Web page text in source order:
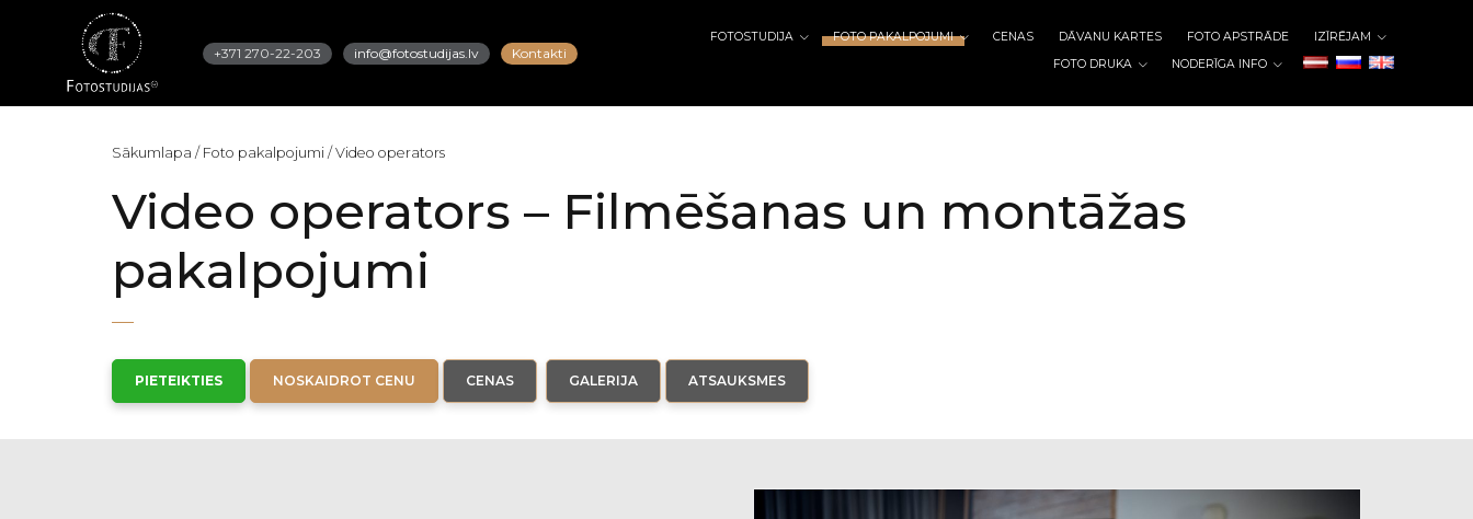
+371 270-22-203 info@fotostudijas.lv Kontakti
FOTOSTUDIJA FOTO PAKALPOJUMI CENAS DĀVANU KARTES FOTO APSTRĀDE
IZĪRĒJAM
FOTO DRUKA
NODERĪGA INFO
Sākumlapa / Foto pakalpojumi / Video operators
Video operators – Filmēšanas un montāžas
pakalpojumi
PIETEIKTIES NOSKAIDROT CENU CENAS GALERIJA ATSAUKSMES